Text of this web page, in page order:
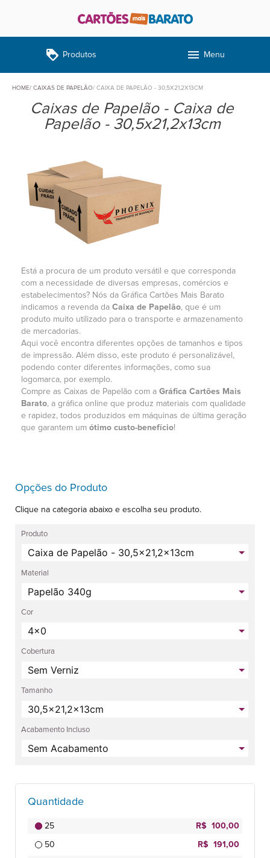
loyalty Produtos menu Menu
HOME CAIXAS DE PAPELÃO CAIXA DE PAPELÃO - 30,5X21,2X13CM
Caixas de Papelão - Caixa de
Papelão - 30,5x21,2x13cm
Está a procura de um produto versátil e que corresponda
com a necessidade de diversas empresas, comércios e
estabelecimentos? Nós da Gráfica Cartões Mais Barato
indicamos a revenda da Caixa de Papelão, que é um
produto muito utilizado para o transporte e armazenamento
de mercadorias.
Aqui você encontra diferentes opções de tamanhos e tipos
de impressão. Além disso, este produto é personalizável,
podendo conter diferentes informações, como sua
logomarca, por exemplo.
Compre as Caixas de Papelão com a Gráfica Cartões Mais
Barato, a gráfica online que produz materiais com qualidade
e rapidez, todos produzidos em máquinas de última geração
que garantem um ótimo custo-benefício!
Opções do Produto
Clique na categoria abaixo e escolha seu produto.
Produto
Material
Cor
Cobertura
Tamanho
Acabamento Incluso
Quantidade
25 R$ 100,00
50 R$ 191,00